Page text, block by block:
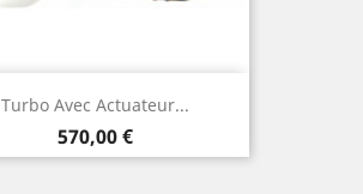
Turbo Avec Actuateur...
Prix
570,00 €